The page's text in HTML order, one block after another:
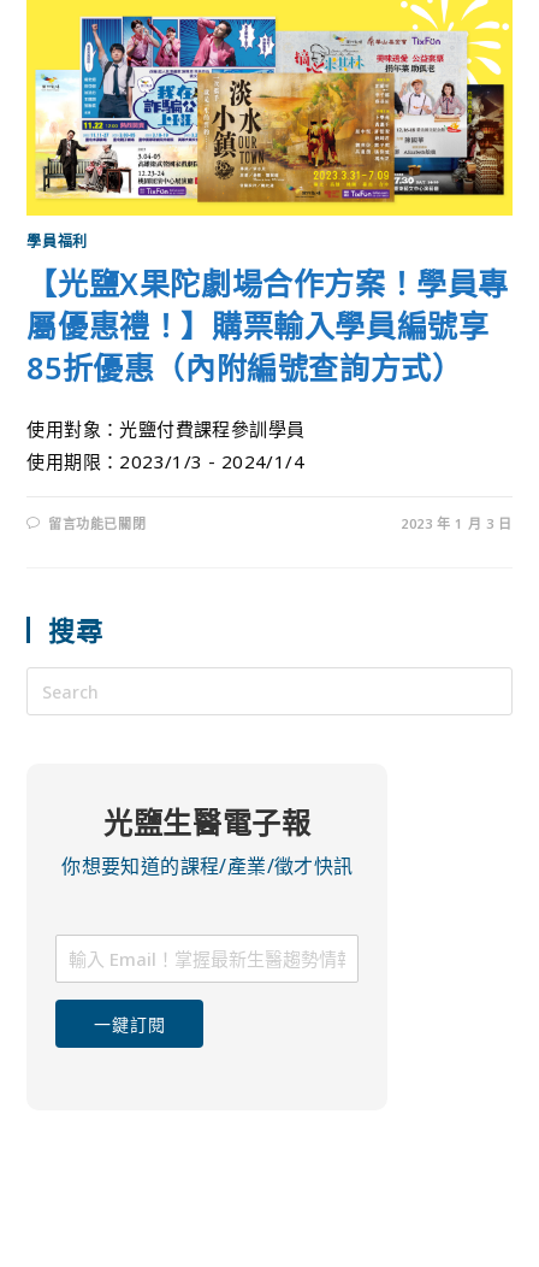
學員福利
【光鹽X果陀劇場合作方案！學員專
屬優惠禮！】購票輸入學員編號享
85折優惠（內附編號查詢方式）
使用對象：光鹽付費課程參訓學員
使用期限：2023/1/3 - 2024/1/4
留言功能已關閉 2023 年 1 月 3 日
搜尋
光鹽生醫電子報
你想要知道的課程/產業/徵才快訊
一鍵訂閱